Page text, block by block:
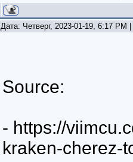
Дата: Четверг, 2023-01-19, 6:17
Source:
- https://
kraken-cherez-